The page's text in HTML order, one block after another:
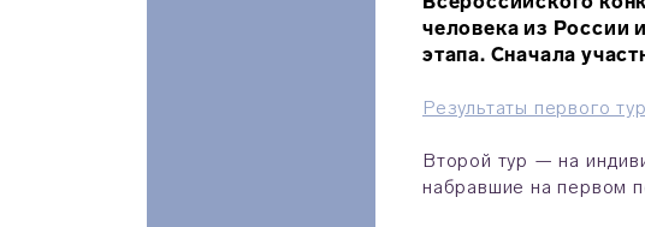
человека из России
этапа. Сначала
Результаты первого
Второй тур — на
набравшие на первом